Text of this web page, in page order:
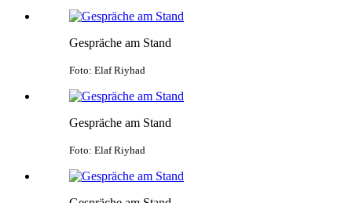
Gespräche am Stand
Foto: Elaf Riyhad
Gespräche am Stand
Foto: Elaf Riyhad